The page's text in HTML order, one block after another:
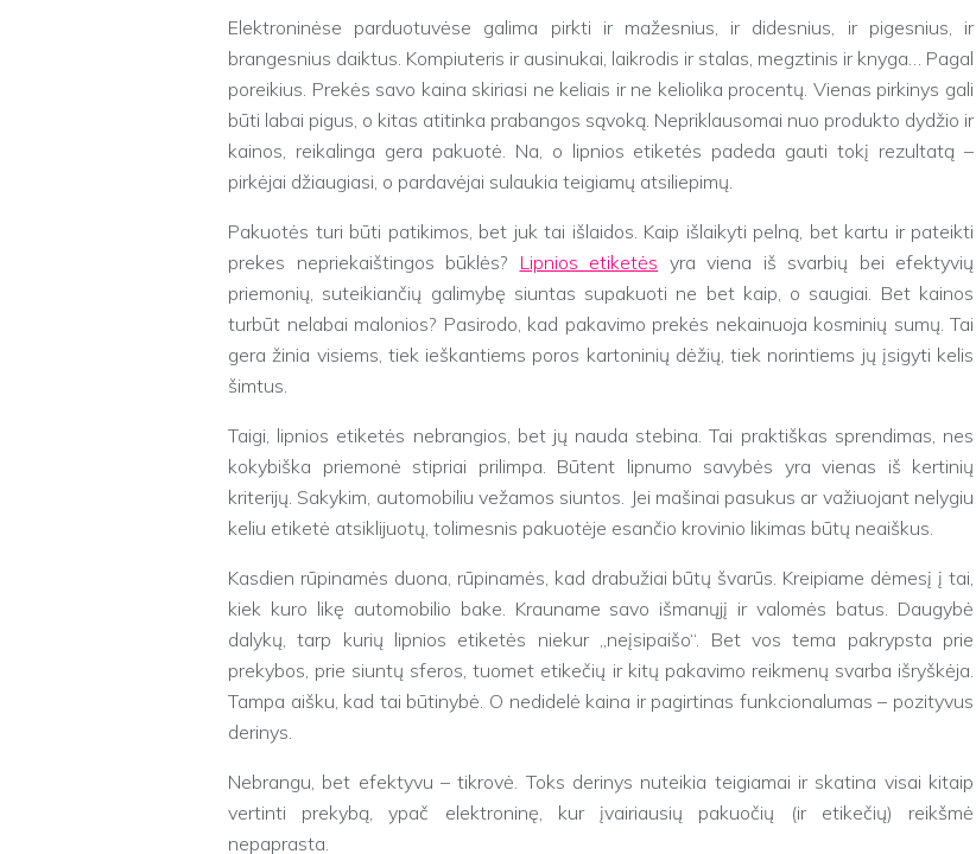
Elektroninėse parduotuvėse galima pirkti ir mažesnius, ir didesnius, ir pigesnius, ir
brangesnius daiktus. Kompiuteris ir ausinukai, laikrodis ir stalas, megztinis ir knyga… Pagal
poreikius. Prekės savo kaina skiriasi ne keliais ir ne keliolika procentų. Vienas pirkinys gali
būti labai pigus, o kitas atitinka prabangos sąvoką. Nepriklausomai nuo produkto dydžio ir
kainos, reikalinga gera pakuotė. Na, o lipnios etiketės padeda gauti tokį rezultatą –
pirkėjai džiaugiasi, o pardavėjai sulaukia teigiamų atsiliepimų.
Pakuotės turi būti patikimos, bet juk tai išlaidos. Kaip išlaikyti pelną, bet kartu ir pateikti
prekes nepriekaištingos būklės? Lipnios etiketės yra viena iš svarbių bei efektyvių
priemonių, suteikiančių galimybę siuntas supakuoti ne bet kaip, o saugiai. Bet kainos
turbūt nelabai malonios? Pasirodo, kad pakavimo prekės nekainuoja kosminių sumų. Tai
gera žinia visiems, tiek ieškantiems poros kartoninių dėžių, tiek norintiems jų įsigyti kelis
šimtus.
Taigi, lipnios etiketės nebrangios, bet jų nauda stebina. Tai praktiškas sprendimas, nes
kokybiška priemonė stipriai prilimpa. Būtent lipnumo savybės yra vienas iš kertinių
kriterijų. Sakykim, automobiliu vežamos siuntos. Jei mašinai pasukus ar važiuojant nelygiu
keliu etiketė atsiklijuotų, tolimesnis pakuotėje esančio krovinio likimas būtų neaiškus.
Kasdien rūpinamės duona, rūpinamės, kad drabužiai būtų švarūs. Kreipiame dėmesį į tai,
kiek kuro likę automobilio bake. Krauname savo išmanųjį ir valomės batus. Daugybė
dalykų, tarp kurių lipnios etiketės niekur „neįsipaišo“. Bet vos tema pakrypsta prie
prekybos, prie siuntų sferos, tuomet etikečių ir kitų pakavimo reikmenų svarba išryškėja.
Tampa aišku, kad tai būtinybė. O nedidelė kaina ir pagirtinas funkcionalumas – pozityvus
derinys.
Nebrangu, bet efektyvu – tikrovė. Toks derinys nuteikia teigiamai ir skatina visai kitaip
vertinti prekybą, ypač elektroninę, kur įvairiausių pakuočių (ir etikečių) reikšmė
nepaprasta.